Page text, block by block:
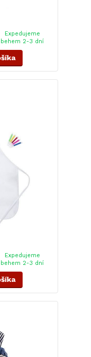
Expedujeme
behem 2-3 dní
Expedujeme
behem 2-3 dní